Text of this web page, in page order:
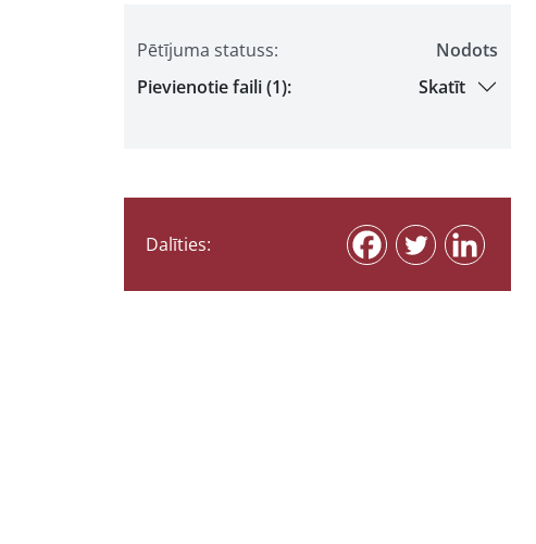
Pētījuma statuss:
Nodots
Pievienotie faili (1):
Skatīt
Dalīties: